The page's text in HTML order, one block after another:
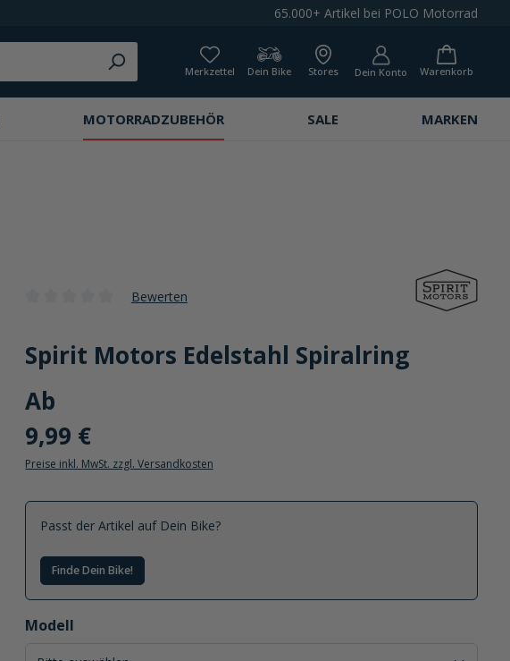
65.000+ Artikel bei POLO Motorrad
Merkzettel Dein Bike Stores Dein Konto Warenkorb
MOTORRADZUBEHÖR SALE MARKEN
Bewerten
Spirit Motors Edelstahl Spiralring
Ab
9,99 €
Preise inkl. MwSt. zzgl. Versandkosten
Passt der Artikel auf Dein Bike?
Finde Dein Bike!
Modell
auswählen